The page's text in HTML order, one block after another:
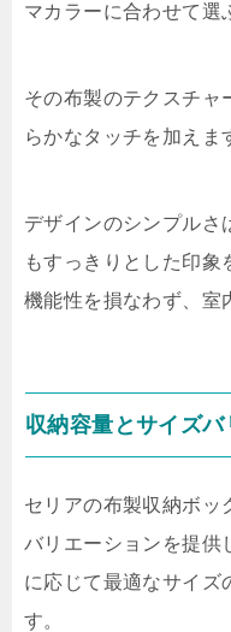
マカラーに合わせて選
その布製のテクスチャ
らかなタッチを加えま
デザインのシンプルさ
もすっきりとした印象
機能性を損なわず、室
収納容量とサイズ
セリアの布製収納ボッ
バリエーションを提供
に応じて最適なサイズ
す。